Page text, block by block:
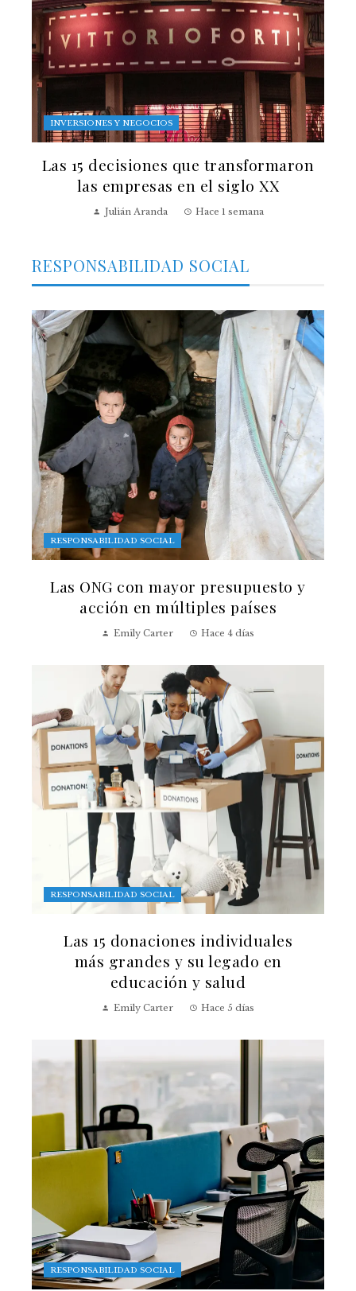
INVERSIONES Y NEGOCIOS
Las 15 decisiones que transformaron
las empresas en el siglo XX
Julián Aranda Hace 1 semana
RESPONSABILIDAD SOCIAL
RESPONSABILIDAD SOCIAL
Las ONG con mayor presupuesto y
acción en múltiples países
Emily Carter Hace 4 días
RESPONSABILIDAD SOCIAL
Las 15 donaciones individuales
más grandes y su legado en
educación y salud
Emily Carter Hace 5 días
RESPONSABILIDAD SOCIAL